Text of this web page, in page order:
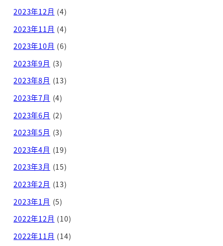
2023年12月 (4)
2023年11月 (4)
2023年10月 (6)
2023年9月 (3)
2023年8月 (13)
2023年7月 (4)
2023年6月 (2)
2023年5月 (3)
2023年4月 (19)
2023年3月 (15)
2023年2月 (13)
2023年1月 (5)
2022年12月 (10)
2022年11月 (14)